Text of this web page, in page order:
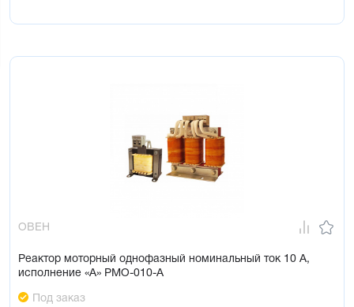
ОВЕН
Реактор моторный однофазный номинальный ток 10 А,
исполнение «А» РМО-010-А
Под заказ